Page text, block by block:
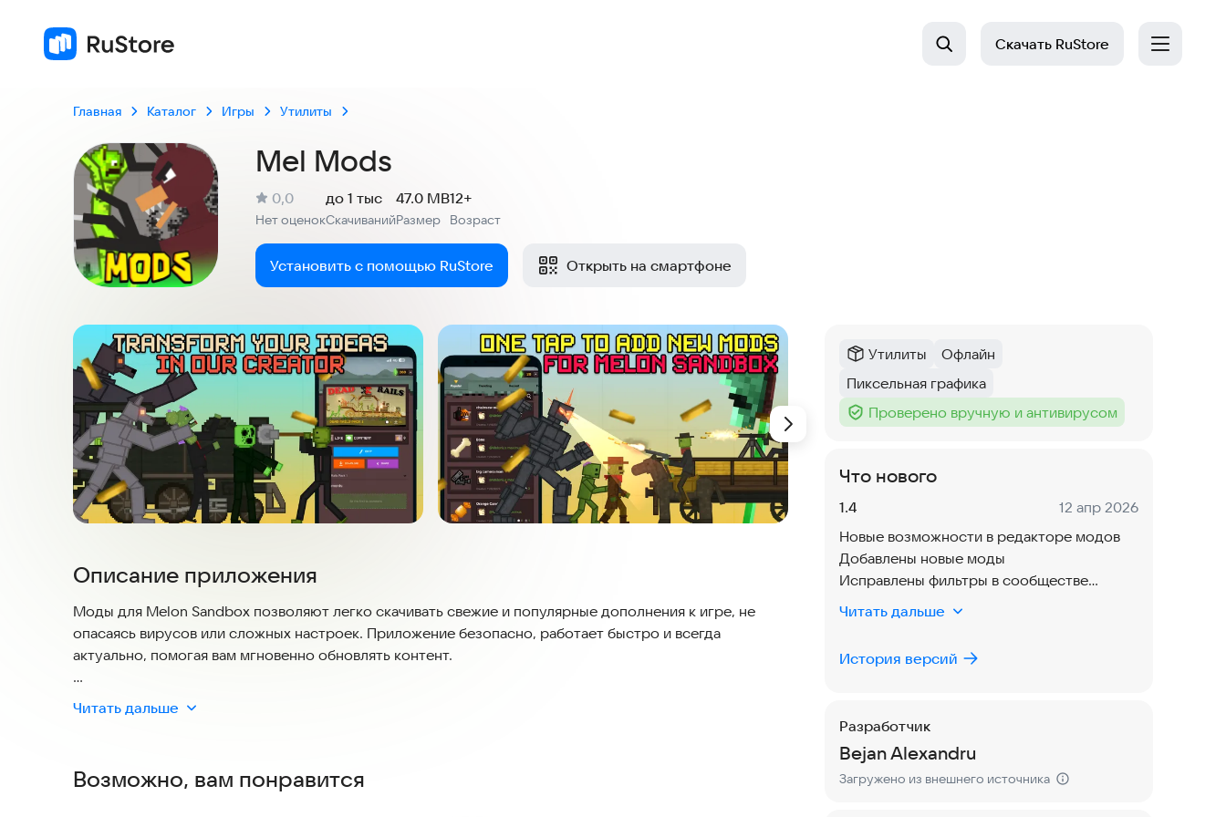
Скачать RuStore
Главная Каталог Игры Утилиты
Mel Mods
Рейтинг:
0,0
Нет оценокСкачиваний
до 1 тыс
Размер
47.0 MB
Возраст
12+
Установить с помощью RuStore Открыть на смартфоне
Скриншоты
Описание приложения
Моды для Melon Sandbox позволяют легко скачивать свежие и популярные дополнения к игре, не
опасаясь вирусов или сложных настроек. Приложение безопасно, работает быстро и всегда
актуально, помогая вам мгновенно обновлять контент.
Оживите свой пиксельный арт с помощью мощного конструктора 2D-модов! Вы можете создавать
новых персонажей или редактировать существующих, меняя цвета, узоры и другие детали, чтобы ваш
Всего несколько нажатий — и вы скачиваете и устанавливаете эти творения. Никаких сложных шагов:
Читать дальше
Возможно, вам понравится
Категория :
Утилиты
Тег:
Офлайн
Тег:
Пиксельная графика
Тег :
Проверено вручную и антивирусом
Что нового
Версия:
1.4 Дата:
12 апр 2026
Новые возможности в редакторе модов
Добавлены новые моды
Исправлены фильтры в сообществе
Исправлены ошибки и проблемы
Читать дальше
История версий
Разработчик
Bejan Alexandru
Загружено из внешнего источника